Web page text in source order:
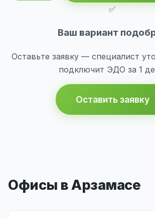
✅
Ваш вариант
Оставьте заявку — специалист
подключит ЭДО за 1
Оставить заявку
Офисы в Арзамасе